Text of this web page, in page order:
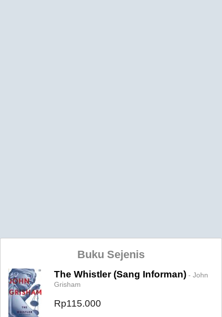
Buku Sejenis
The Whistler (Sang Informan) - John
Grisham
Rp115.000